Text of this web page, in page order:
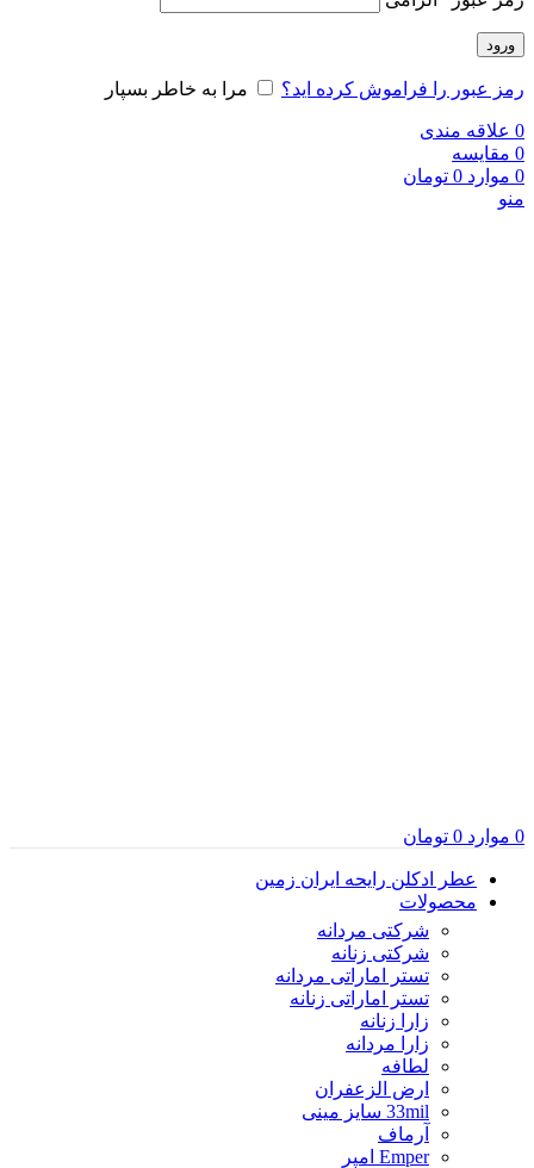
ورود
رمز عبور را فراموش کرده اید؟ مرا به خاطر بسپار
0 علاقه مندی
0 مقایسه
0 موارد 0 تومان
منو
0 موارد 0 تومان
عطر ادکلن رایحه ایران زمین
محصولات
شرکتی مردانه
شرکتی زنانه
تستر اماراتی مردانه
تستر اماراتی زنانه
زارا زنانه
زارا مردانه
لطافه
ارض الزعفران
33mil سایز مینی
آرماف
Emper امپر